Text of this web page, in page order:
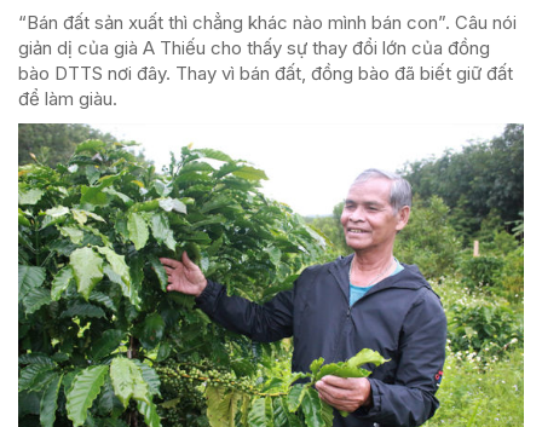
“Bán đất sản xuất thì chẳng khác nào mình bán con”. Câu nói
giản dị của già A Thiếu cho thấy sự thay đổi lớn của đồng
bào DTTS nơi đây. Thay vì bán đất, đồng bào đã biết giữ đất
để làm giàu.